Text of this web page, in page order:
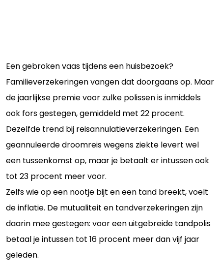
Een gebroken vaas tijdens een huisbezoek?
Familieverzekeringen vangen dat doorgaans op. Maar
de jaarlijkse premie voor zulke polissen is inmiddels
ook fors gestegen, gemiddeld met 22 procent.
Dezelfde trend bij reisannulatieverzekeringen. Een
geannuleerde droomreis wegens ziekte levert wel
een tussenkomst op, maar je betaalt er intussen ook
tot 23 procent meer voor.
Zelfs wie op een nootje bijt en een tand breekt, voelt
de inflatie. De mutualiteit en tandverzekeringen zijn
daarin mee gestegen: voor een uitgebreide tandpolis
betaal je intussen tot 16 procent meer dan vijf jaar
geleden.